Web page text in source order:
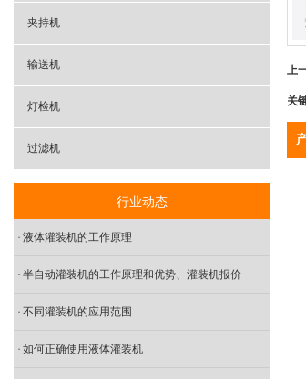
上
关
夹持机
输送机
灯检机
过滤机
行业动态
液体灌装机的工作原理
半自动灌装机的工作原理和优势、灌装机报价
不同灌装机的应用范围
如何正确使用液体灌装机